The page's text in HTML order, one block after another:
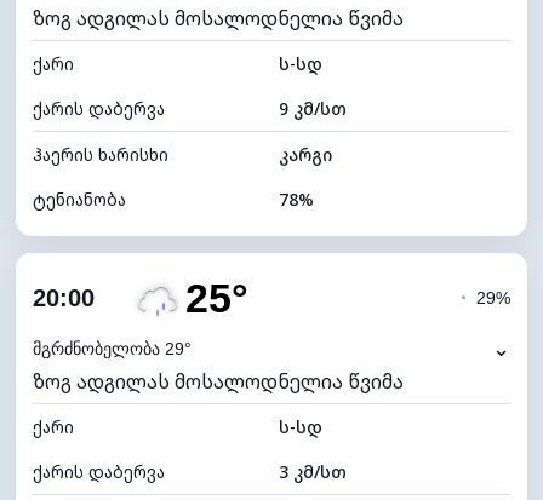
ხილვადობა
9 კმ
განათების ინდექსი 4 (მკრთალი)
ღრუბლის სიმაღლე 5520 მ
ზოგ ადგილას მოსალოდნელია წვიმა
ქარი
ს-სდ
ქარის დაბერვა
9 კმ/სთ
ჰაერის ხარისხი
კარგი
ტენიანობა
78%
ღრუბლიანობა
ნამის წერტილი
ხილვადობა
10 კმ
განათების ინდექსი 4 (მკრთალი)
ღრუბლის სიმაღლე 6320 მ
20:00 25°
მგრძნობელობა 29°
◔ 29%
⌄
ზოგ ადგილას მოსალოდნელია წვიმა
ქარი
ს-სდ
ქარის დაბერვა
3 კმ/სთ